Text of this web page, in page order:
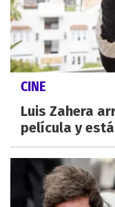
CINE
Luis Zahera
película y